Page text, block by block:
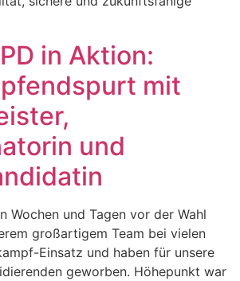
in Aktion:
mit
und
Wochen und Tagen vor der Wahl
großartigem Team bei vielen
Einsatz und haben für unsere
geworben. Höhepunkt war